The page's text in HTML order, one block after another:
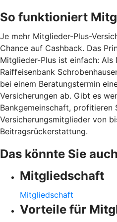
So funktioniert
Je mehr Mitglieder-Plus-
Chance auf Cashback. Das
Mitglieder-Plus ist einfach: Als
Raiffeisenbank
bei einem Beratungstermin
Versicherungen ab. Gibt es
Bankgemeinschaft, profitieren
Versicherungsmitglieder von
Beitragsrückerstattung.
Das könnte Sie
Mitgliedschaft
Mitgliedschaft
Vorteile für